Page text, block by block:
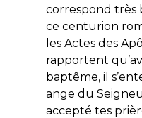
correspond très
ce centurion
les Actes des
rapportent qu’
baptême, il
ange du
accepté tes